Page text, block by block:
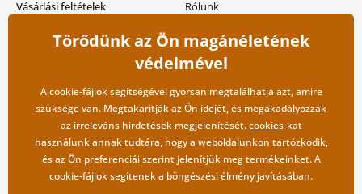
Vásárlási feltételek
Szállítási és fizetési módok
Rólunk
Blog
Kapcsolat
Nagykereskedelmi
együttműködés
Törődünk az Ön magánéletének
védelmével
A cookie-fájlok segítségével gyorsan megtalálhatja azt, amire
szüksége van. Megtakarítják az Ön idejét, és megakadályozzák
az irreleváns hirdetések megjelenítését.cookies-kat
használunk annak tudtára, hogy a weboldalunkon tartózkodik,
és az Ön preferenciái szerint jelenítjük meg termékeinket. A
cookie-fájlok segítenek a böngészési élmény javításában.